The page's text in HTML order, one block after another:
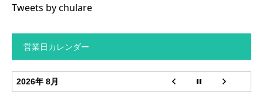
Tweets by chulare
営業日カレンダー
2026年 8月